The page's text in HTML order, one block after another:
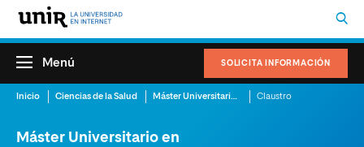
SOLICITA INFORMACIÓN
Menú
Inicio Ciencias de la Salud Máster Universitario en Gerontología y Atención Centrada en la Persona y las Relaciones Claustro
Máster Universitario en